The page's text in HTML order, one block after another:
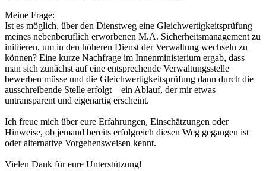
Meine Frage:
Ist es möglich, über den Dienstweg eine Gleichwertigkeitsprüfung
meines nebenberuflich erworbenen M.A. Sicherheitsmanagement zu
initiieren, um in den höheren Dienst der Verwaltung wechseln zu
können? Eine kurze Nachfrage im Innenministerium ergab, dass
man sich zunächst auf eine entsprechende Verwaltungsstelle
bewerben müsse und die Gleichwertigkeitsprüfung dann durch die
ausschreibende Stelle erfolgt – ein Ablauf, der mir etwas
untransparent und eigenartig erscheint.
Ich freue mich über eure Erfahrungen, Einschätzungen oder
Hinweise, ob jemand bereits erfolgreich diesen Weg gegangen ist
oder alternative Vorgehensweisen kennt.
Vielen Dank für eure Unterstützung!